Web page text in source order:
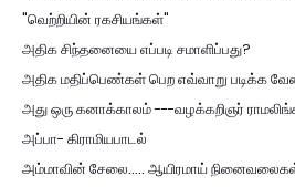
"வெற்றியின் ரகசியங்கள்"
அதிக சிந்தனையை எப்படி சமாளிப்பது?
அதிக மதிப்பெண்கள் பெற எவ்வாறு படிக்க
அது ஒரு கனாக்காலம் ---வழக்கறிஞர்
அப்பா- கிராமியபாடல்
அம்மாவின் சேலை..... ஆயிரமாய்